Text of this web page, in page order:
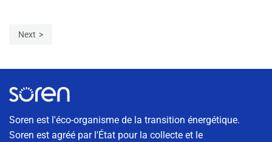
Next
Soren est l'éco-organisme de la transition énergétique.
Soren est agréé par l'État pour la collecte et le